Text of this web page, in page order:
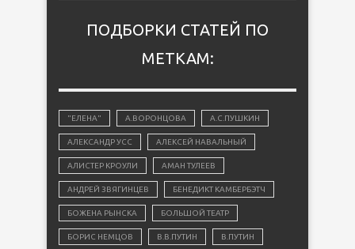
ПОДБОРКИ СТАТЕЙ ПО
МЕТКАМ:
"ЕЛЕНА" А.ВОРОНЦОВА А.С.ПУШКИН
АЛЕКСАНДР УСС АЛЕКСЕЙ НАВАЛЬНЫЙ
АЛИСТЕР КРОУЛИ АМАН ТУЛЕЕВ
АНДРЕЙ ЗВЯГИНЦЕВ БЕНЕДИКТ КАМБЕРБЭТЧ
БОЖЕНА РЫНСКА БОЛЬШОЙ ТЕАТР
БОРИС НЕМЦОВ В.В.ПУТИН В.ПУТИН